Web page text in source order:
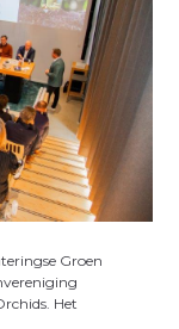
Groen
Het